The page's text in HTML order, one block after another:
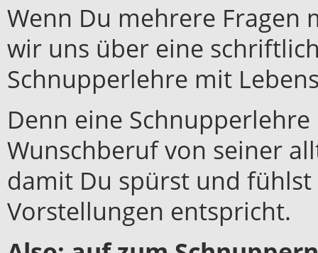
Wenn Du mehrere Fragen
wir uns über eine
Schnupperlehre mit
Denn eine
Wunschberuf von seiner
damit Du spürst und
Vorstellungen entspricht.